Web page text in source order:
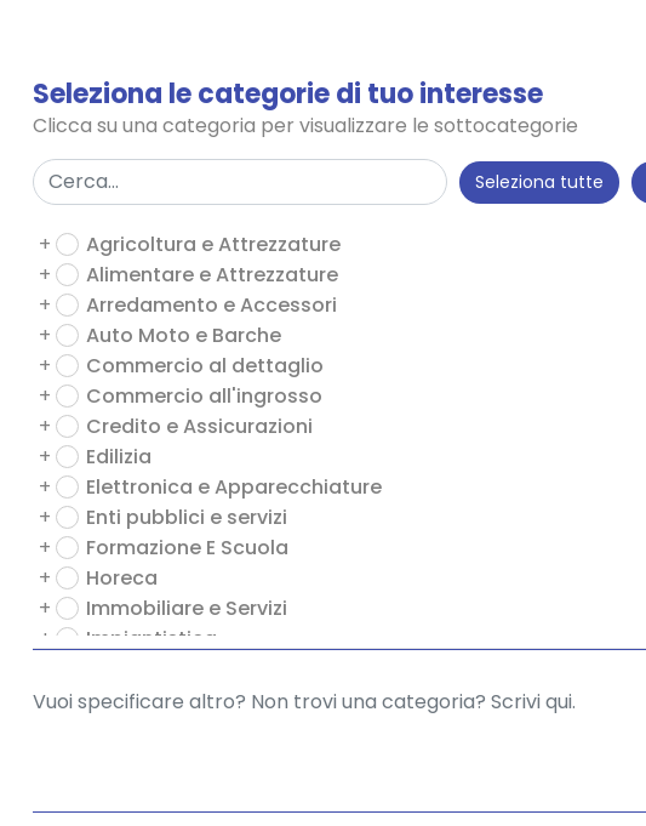
Seleziona le categorie di tuo interesse
Clicca su una categoria per visualizzare le sottocategorie
Seleziona tutte
+
Agricoltura e Attrezzature
+
Alimentare e Attrezzature
+
Arredamento e Accessori
+
Auto Moto e Barche
+
Commercio al dettaglio
+
Commercio all'ingrosso
+
Credito e Assicurazioni
+
Edilizia
+
Elettronica e Apparecchiature
+
Enti pubblici e servizi
+
Formazione E Scuola
+
Horeca
+
Immobiliare e Servizi
+
Impiantistica
+
Informatica e Tecnologia